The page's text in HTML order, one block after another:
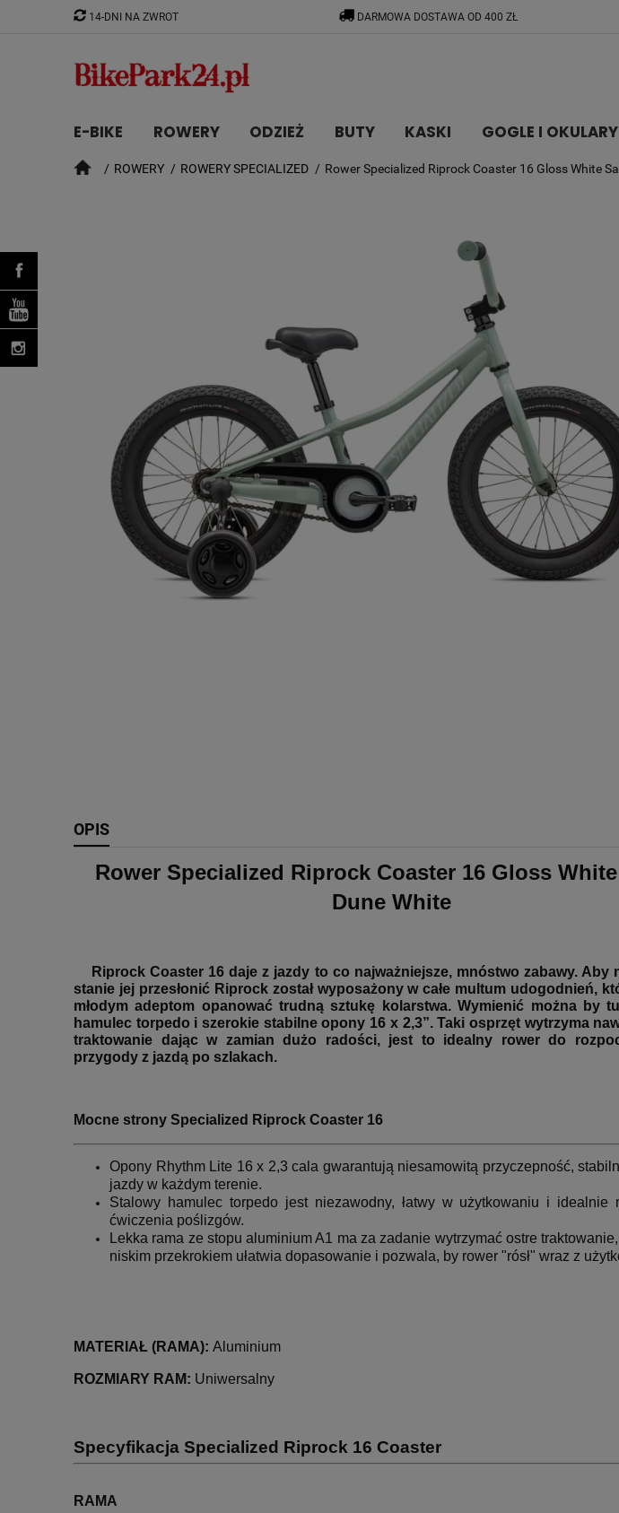
14-DNI NA ZWROT DARMOWA DOSTAWA OD 400 ZŁ
E-BIKE ROWERY ODZIEŻ BUTY KASKI GOGLE I OKULARY
CZĘŚCIROWERY ROWERY SPECIALIZED Rower Specialized Riprock Coaster 16 Gloss White
OPIS
Rower Specialized Riprock Coaster 16 Gloss
Dune White
Riprock Coaster 16 daje z jazdy to co najważniejsze, mnóstwo zabawy. Aby
stanie jej przesłonić Riprock został wyposażony w całe multum udogodnień,
młodym adeptom opanować trudną sztukę kolarstwa. Wymienić można by
hamulec torpedo i szerokie stabilne opony 16 x 2,3”. Taki osprzęt wytrzyma
traktowanie dając w zamian dużo radości, jest to idealny rower do
przygody z jazdą po szlakach.
Mocne strony Specialized Riprock Coaster 16
Opony Rhythm Lite 16 x 2,3 cala gwarantują niesamowitą przyczepność,
jazdy w każdym terenie.
Stalowy hamulec torpedo jest niezawodny, łatwy w użytkowaniu i idealnie
ćwiczenia poślizgów.
Lekka rama ze stopu aluminium A1 ma za zadanie wytrzymać ostre
niskim przekrokiem ułatwia dopasowanie i pozwala, by rower "rósł" wraz z
MATERIAŁ (RAMA): Aluminium
ROZMIARY RAM: Uniwersalny
Specyfikacja Specialized Riprock 16 Coaster
RAMA